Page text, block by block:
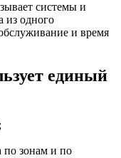
системы и
из одного
и время
единый
по зонам и по